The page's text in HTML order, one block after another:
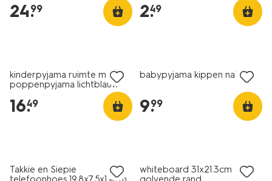
24.
99 2.
49
kinderpyjama ruimte met
poppenpyjama lichtblauw
16.
49
babypyjama kippen naturel
9.
99
Takkie en Siepie
whiteboard 31x21.3cm